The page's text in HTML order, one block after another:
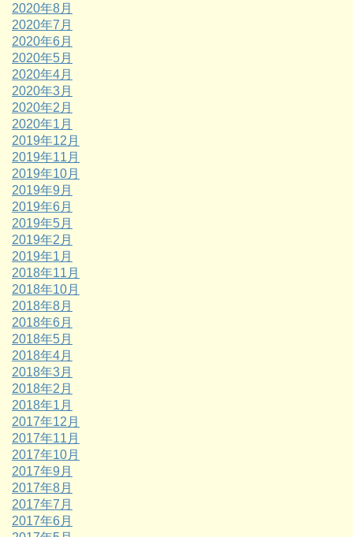
2020年8月
2020年7月
2020年6月
2020年5月
2020年4月
2020年3月
2020年2月
2020年1月
2019年12月
2019年11月
2019年10月
2019年9月
2019年6月
2019年5月
2019年2月
2019年1月
2018年11月
2018年10月
2018年8月
2018年6月
2018年5月
2018年4月
2018年3月
2018年2月
2018年1月
2017年12月
2017年11月
2017年10月
2017年9月
2017年8月
2017年7月
2017年6月